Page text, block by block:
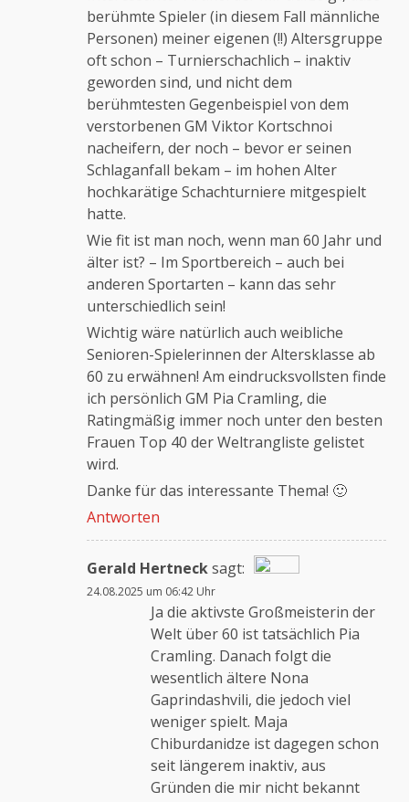
Anti-Spam von CleanTalk
berühmte Spieler (in diesem Fall männliche
Personen) meiner eigenen (!!) Altersgruppe
oft schon – Turnierschachlich – inaktiv
geworden sind, und nicht dem
berühmtesten Gegenbeispiel von dem
verstorbenen GM Viktor Kortschnoi
nacheifern, der noch – bevor er seinen
Schlaganfall bekam – im hohen Alter
hochkarätige Schachturniere mitgespielt
hatte.
Wie fit ist man noch, wenn man 60 Jahr und
älter ist? – Im Sportbereich – auch bei
anderen Sportarten – kann das sehr
unterschiedlich sein!
Wichtig wäre natürlich auch weibliche
Senioren-Spielerinnen der Altersklasse ab
60 zu erwähnen! Am eindrucksvollsten finde
ich persönlich GM Pia Cramling, die
Ratingmäßig immer noch unter den besten
Frauen Top 40 der Weltrangliste gelistet
wird.
Danke für das interessante Thema! 🙂
Antworten
Gerald Hertnecksagt:
Das „Echte-Person“-Abzeichen!
Anti-Spam von CleanTalk
24.08.2025 um 06:42 Uhr
Ja die aktivste Großmeisterin der
Welt über 60 ist tatsächlich Pia
Cramling. Danach folgt die
wesentlich ältere Nona
Gaprindashvili, die jedoch viel
weniger spielt. Maja
Chiburdanidze ist dagegen schon
seit längerem inaktiv, aus
Gründen die mir nicht bekannt